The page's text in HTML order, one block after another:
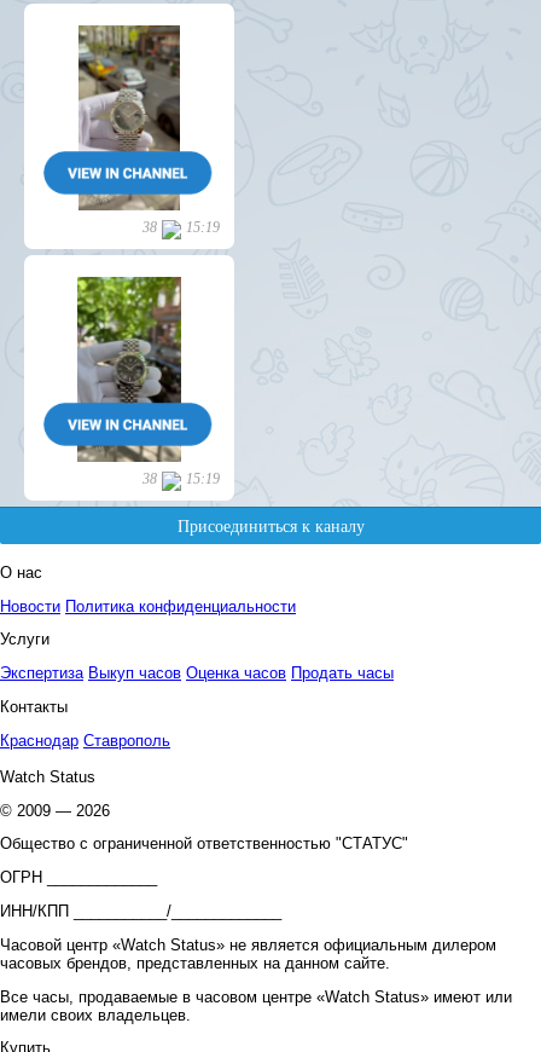
О нас
Новости Политика конфиденциальности
Услуги
Экспертиза Выкуп часов Оценка часов Продать часы
Контакты
Краснодар Ставрополь
Watch Status
© 2009 — 2026
Общество с ограниченной ответственностью "СТАТУС"
ОГРН _____________
ИНН/КПП ___________/_____________
Часовой центр «Watch Status» не является официальным дилером
часовых брендов, представленных на данном сайте.
Все часы, продаваемые в часовом центре «Watch Status» имеют или
имели своих владельцев.
Купить